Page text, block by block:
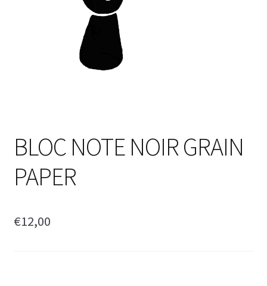
BLOC NOTE NOIR GRAIN
PAPER
€12,00